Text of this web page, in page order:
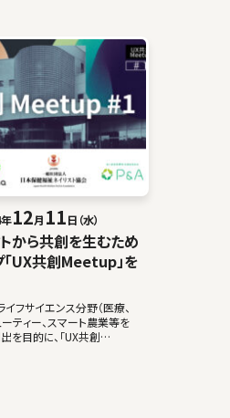
から共創を生むため
「UX共創Meetup」を
12月 11日（水）
イフサイエンス分野（医療、
ーティー、スマート農業等を
を目的に、「UX共創
プ会員の […]